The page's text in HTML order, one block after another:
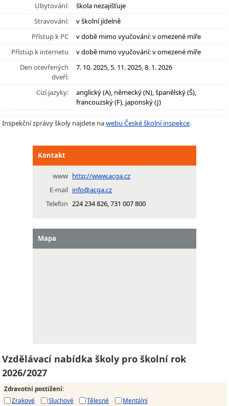
Ubytování:
škola nezajišťuje
Stravování:
v školní jídelně
Přístup k PC
v době mimo vyučování: v omezené míře
Přístup k internetu
v době mimo vyučování: v omezené míře
Den otevřených
dveří:
7. 10. 2025, 5. 11. 2025, 8. 1. 2026
Cizí jazyky:
anglický (A), německý (N), španělský (Š),
francouzský (F), japonský (J)
Inspekční zprávy školy najdete nawebu České školní inspekce.
Kontakt
www http://www.acga.cz
E-mail info@acga.cz
Telefon 224 234 826, 731 007 800
Mapa
Vzdělávací nabídka školy pro školní rok
2026/2027
Zdravotní postižení:
Zrakové
Sluchové Tělesné
Mentální